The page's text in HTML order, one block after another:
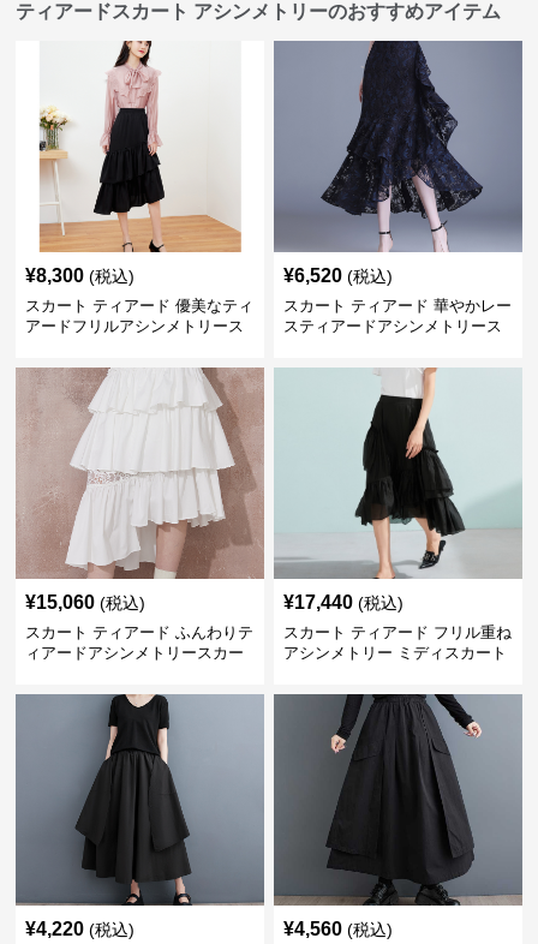
ティアードスカート アシンメトリーのおすすめアイテム
¥8,300 (税込)
スカート ティアード 優美なティ
アードフリルアシンメトリース
¥6,520 (税込)
スカート ティアード 華やかレー
スティアードアシンメトリース
¥15,060 (税込)
スカート ティアード ふんわりテ
ィアードアシンメトリースカー
¥17,440 (税込)
スカート ティアード フリル重ね
アシンメトリー ミディスカート
¥4,220 (税込) ¥4,560 (税込)